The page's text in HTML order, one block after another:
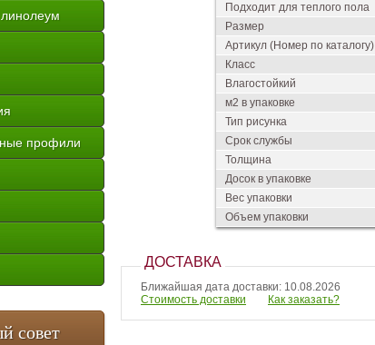
профили
совет
Подходит для теплого пола
Размер
Артикул (Номер по каталогу)
Класс
Влагостойкий
м2 в упаковке
Тип рисунка
Срок службы
Толщина
Досок в упаковке
Вес упаковки
Объем упаковки
ДОСТАВКА
Ближайшая дата доставки: 10.08.2026
Стоимость доставки
Как заказать?